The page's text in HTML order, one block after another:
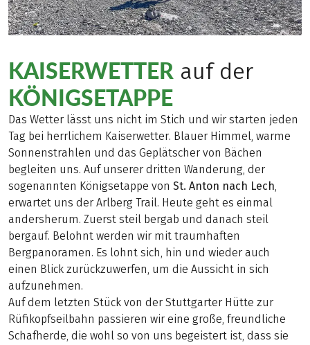
KAISERWETTER auf der
KÖNIGSETAPPE
Das Wetter lässt uns nicht im Stich und wir starten jeden
Tag bei herrlichem Kaiserwetter. Blauer Himmel, warme
Sonnenstrahlen und das Geplätscher von Bächen
begleiten uns. Auf unserer dritten Wanderung, der
sogenannten Königsetappe von St. Anton nach Lech,
erwartet uns der Arlberg Trail. Heute geht es einmal
andersherum. Zuerst steil bergab und danach steil
bergauf. Belohnt werden wir mit traumhaften
Bergpanoramen. Es lohnt sich, hin und wieder auch
einen Blick zurückzuwerfen, um die Aussicht in sich
aufzunehmen.
Auf dem letzten Stück von der Stuttgarter Hütte zur
Rüfikopfseilbahn passieren wir eine große, freundliche
Schafherde, die wohl so von uns begeistert ist, dass sie